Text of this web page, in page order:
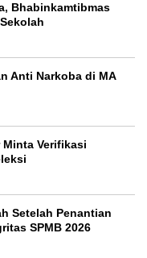
Bhabinkamtibmas
Anti Narkoba di MA
Minta Verifikasi
Setelah Penantian
SPMB 2026